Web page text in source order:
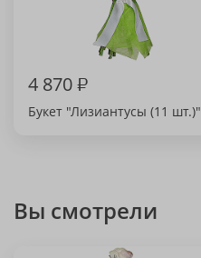
4 870₽
Букет "Лизиантусы (11 шт.)"
Вы смотрели